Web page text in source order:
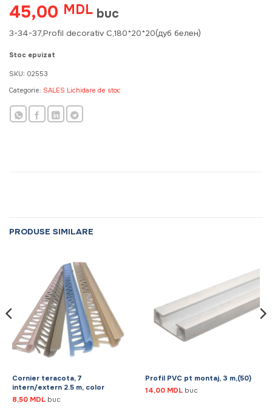
45,00 MDL buc
3-34-37,Profil decorativ C,180*20*20(дуб белен)
Stoc epuizat
SKU: 02553
Categorie: SALES Lichidare de stoc
PRODUSE SIMILARE
Cornier teracota, 7
intern/extern 2.5 m, color
8,50 MDL buc
Profil PVC pt montaj, 3 m,(50)
14,00 MDL buc